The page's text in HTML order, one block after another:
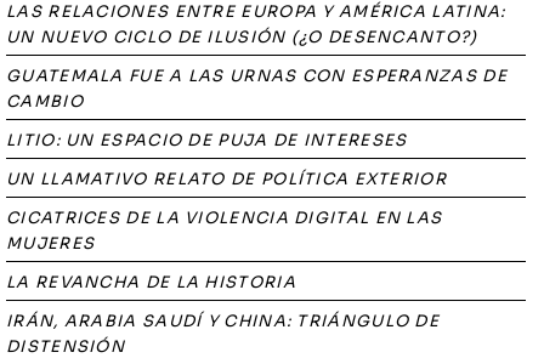
LAS RELACIONES ENTRE EUROPA Y AMÉRICA LATINA:
UN NUEVO CICLO DE ILUSIÓN (¿O DESENCANTO?)
GUATEMALA FUE A LAS URNAS CON ESPERANZAS DE
CAMBIO
LITIO: UN ESPACIO DE PUJA DE INTERESES
UN LLAMATIVO RELATO DE POLÍTICA EXTERIOR
CICATRICES DE LA VIOLENCIA DIGITAL EN LAS
MUJERES
LA REVANCHA DE LA HISTORIA
IRÁN, ARABIA SAUDÍ Y CHINA: TRIÁNGULO DE
DISTENSIÓN